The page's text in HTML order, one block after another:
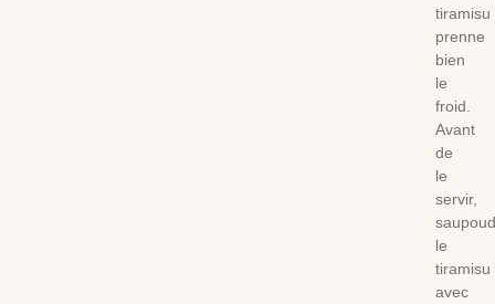
tiramisu
prenne
bien
le
froid.
Avant
de
le
servir,
le
tiramisu
avec